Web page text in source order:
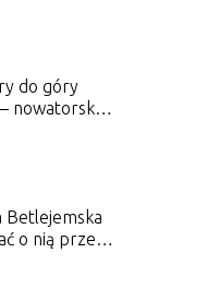
do góry
nowatorski
Betlejemska
o nią przez